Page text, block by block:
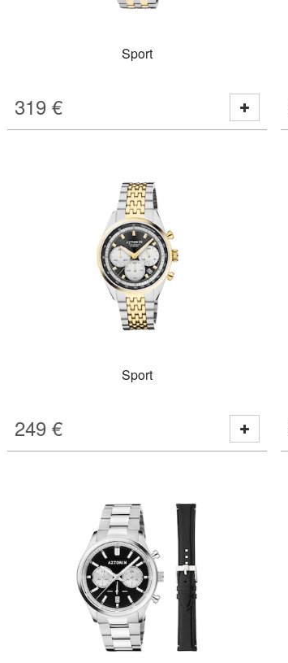
Sport
319 €
Sport
249 €